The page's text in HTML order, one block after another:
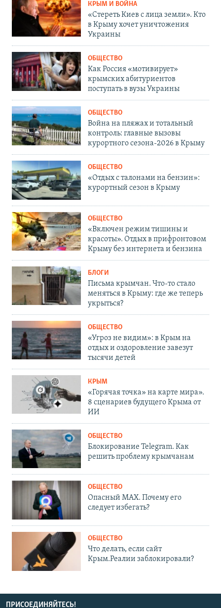
КРЫМ И ВОЙНА
«Стереть Киев с лица земли». Кто
в Крыму хочет уничтожения
Украины
ОБЩЕСТВО
Как Россия «мотивирует»
крымских абитуриентов
поступать в вузы Украины
ОБЩЕСТВО
Война на пляжах и тотальный
контроль: главные вызовы
курортного сезона-2026 в Крыму
ОБЩЕСТВО
«Отдых с талонами на бензин»:
курортный сезон в Крыму
ОБЩЕСТВО
«Включен режим тишины и
красоты». Отдых в прифронтовом
Крыму без интернета и бензина
БЛОГИ
Письма крымчан. Что-то стало
меняться в Крыму: где же теперь
укрыться?
ОБЩЕСТВО
«Угроз не видим»: в Крым на
отдых и оздоровление завезут
тысячи детей
КРЫМ
«Горячая точка» на карте мира».
8 сценариев будущего Крыма от
ИИ
ОБЩЕСТВО
Блокирование Telegram. Как
решить проблему крымчанам
ОБЩЕСТВО
Опасный MAX. Почему его
следует избегать?
ОБЩЕСТВО
Что делать, если сайт
Крым.Реалии заблокировали?
ПРИСОЕДИНЯЙТЕСЬ!